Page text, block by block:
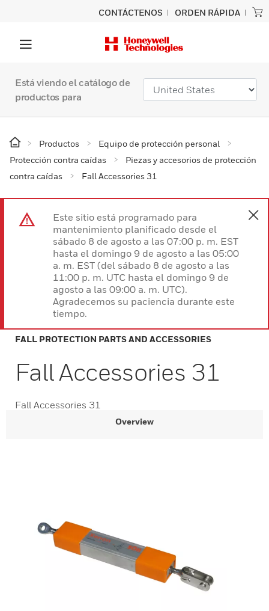
CONTÁCTENOS ORDEN RÁPIDA
Está viendo el catálogo de
productos para
Productos
Equipo de protección personal
Protección contra caídas
Piezas y accesorios de protección
contra caídas
Fall Accessories 31
Este sitio está programado para
mantenimiento planificado desde el
sábado 8 de agosto a las 07:00 p. m. EST
hasta el domingo 9 de agosto a las 05:00
a. m. EST (del sábado 8 de agosto a las
11:00 p. m. UTC hasta el domingo 9 de
agosto a las 09:00 a. m. UTC).
Agradecemos su paciencia durante este
tiempo.
FALL PROTECTION PARTS AND ACCESSORIES
Fall Accessories 31
Fall Accessories 31
Overview